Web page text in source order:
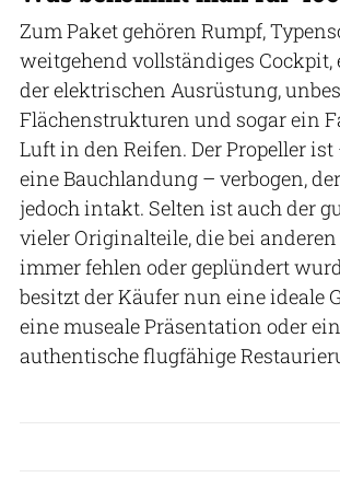
Zum Paket gehören Rumpf,
weitgehend vollständiges Cockpit,
der elektrischen Ausrüstung,
Flächenstrukturen und sogar ein
Luft in den Reifen. Der Propeller
eine Bauchlandung – verbogen,
jedoch intakt. Selten ist auch der
vieler Originalteile, die bei
immer fehlen oder geplündert
besitzt der Käufer nun eine ideale
eine museale Präsentation oder
authentische flugfähige